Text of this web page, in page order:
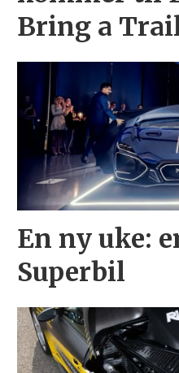
Bring a
En ny uke:
Superbil